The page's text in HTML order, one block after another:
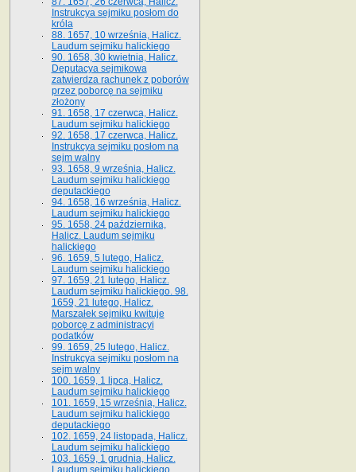
Instrukcya sejmiku posłom do
króla
88. 1657, 10 września, Halicz.
Laudum sejmiku halickiego
90. 1658, 30 kwietnia, Halicz.
Deputacya sejmikowa
zatwierdza rachunek z poborów
przez poborcę na sejmiku
złożony
91. 1658, 17 czerwca, Halicz.
Laudum sejmiku halickiego
92. 1658, 17 czerwca, Halicz.
Instrukcya sejmiku posłom na
sejm walny
93. 1658, 9 września, Halicz.
Laudum sejmiku halickiego
deputackiego
94. 1658, 16 września, Halicz.
Laudum sejmiku halickiego
95. 1658, 24 października,
Halicz. Laudum sejmiku
halickiego
96. 1659, 5 lutego, Halicz.
Laudum sejmiku halickiego
97. 1659, 21 lutego, Halicz.
Laudum sejmiku halickiego. 98.
1659, 21 lutego, Halicz.
Marszałek sejmiku kwituje
poborcę z administracyi
podatków
99. 1659, 25 lutego, Halicz.
Instrukcya sejmiku posłom na
sejm walny
100. 1659, 1 lipca, Halicz.
Laudum sejmiku halickiego
101. 1659, 15 września, Halicz.
Laudum sejmiku halickiego
deputackiego
102. 1659, 24 listopada, Halicz.
Laudum sejmiku halickiego
103. 1659, 1 grudnia, Halicz.
Laudum sejmiku halickiego